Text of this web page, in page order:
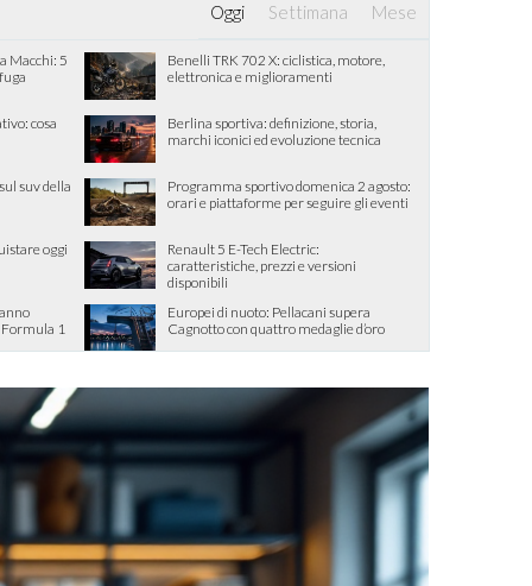
Oggi Settimana Mese
Macchi: 5
Benelli TRK 702 X: ciclistica, motore,
elettronica e miglioramenti
cosa
Berlina sportiva: definizione, storia,
marchi iconici ed evoluzione tecnica
suv della
Programma sportivo domenica 2 agosto:
orari e piattaforme per seguire gli eventi
oggi
Renault 5 E-Tech Electric:
caratteristiche, prezzi e versioni
disponibili
Formula 1
Europei di nuoto: Pellacani supera
Cagnotto con quattro medaglie d’oro